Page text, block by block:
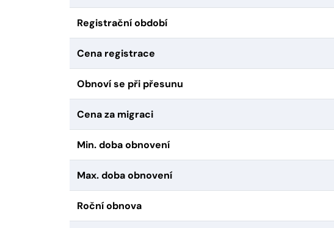
Registrační období
Cena registrace
Obnoví se při přesunu
Cena za migraci
Min. doba obnovení
Max. doba obnovení
Roční obnova